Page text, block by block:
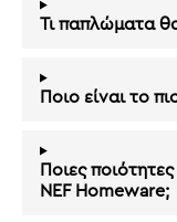
Τι παπλώματα
Ποιο είναι το
Ποιες
NEF Homeware;